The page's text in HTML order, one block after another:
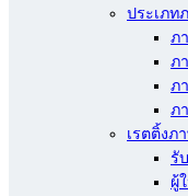
ประเภท
ภ
ภ
ภ
ภ
เรตติ้งภ
รั
ผู้